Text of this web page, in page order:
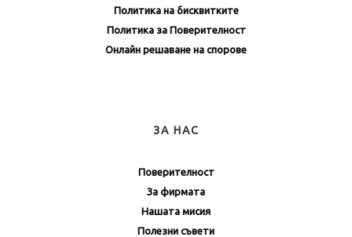
Политика на бисквитките
Политика за Поверителност
Онлайн решаване на спорове
ЗА НАС
Поверителност
За фирмата
Нашата мисия
Полезни съвети